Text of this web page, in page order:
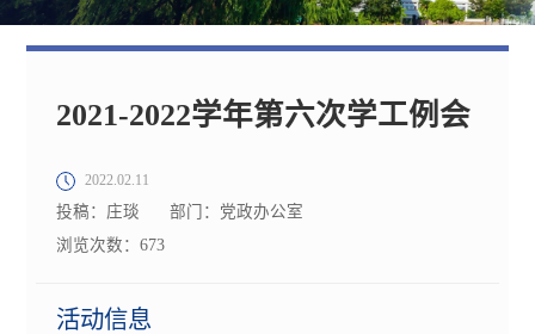
2021-2022学年第六次学工例会
2022.02.11
投稿：庄琰
部门：党政办公室
浏览次数： 673
活动信息